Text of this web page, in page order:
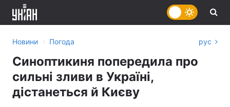
Новини › Погода рус
Синоптикиня попередила про
сильні зливи в Україні,
дістанеться й Києву